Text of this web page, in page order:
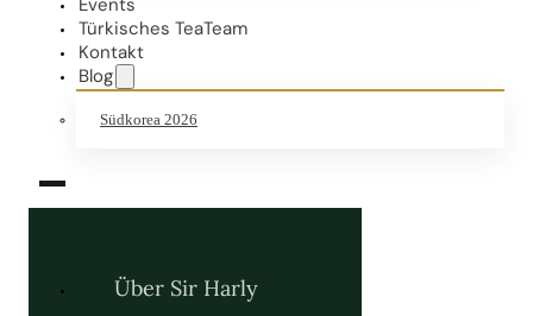
Türkisches TeaTeam
Kontakt
Blog
Südkorea 2026
Über Sir Harly